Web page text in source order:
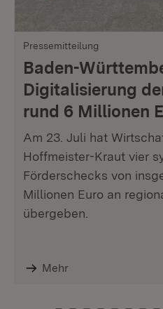
Pressemitteilung
Baden-
Digitalisierung
rund 6 Millionen
Am 23. Juli hat
Hoffmeister-Kraut vier
Förderschecks von
Millionen Euro an
übergeben.
Mehr